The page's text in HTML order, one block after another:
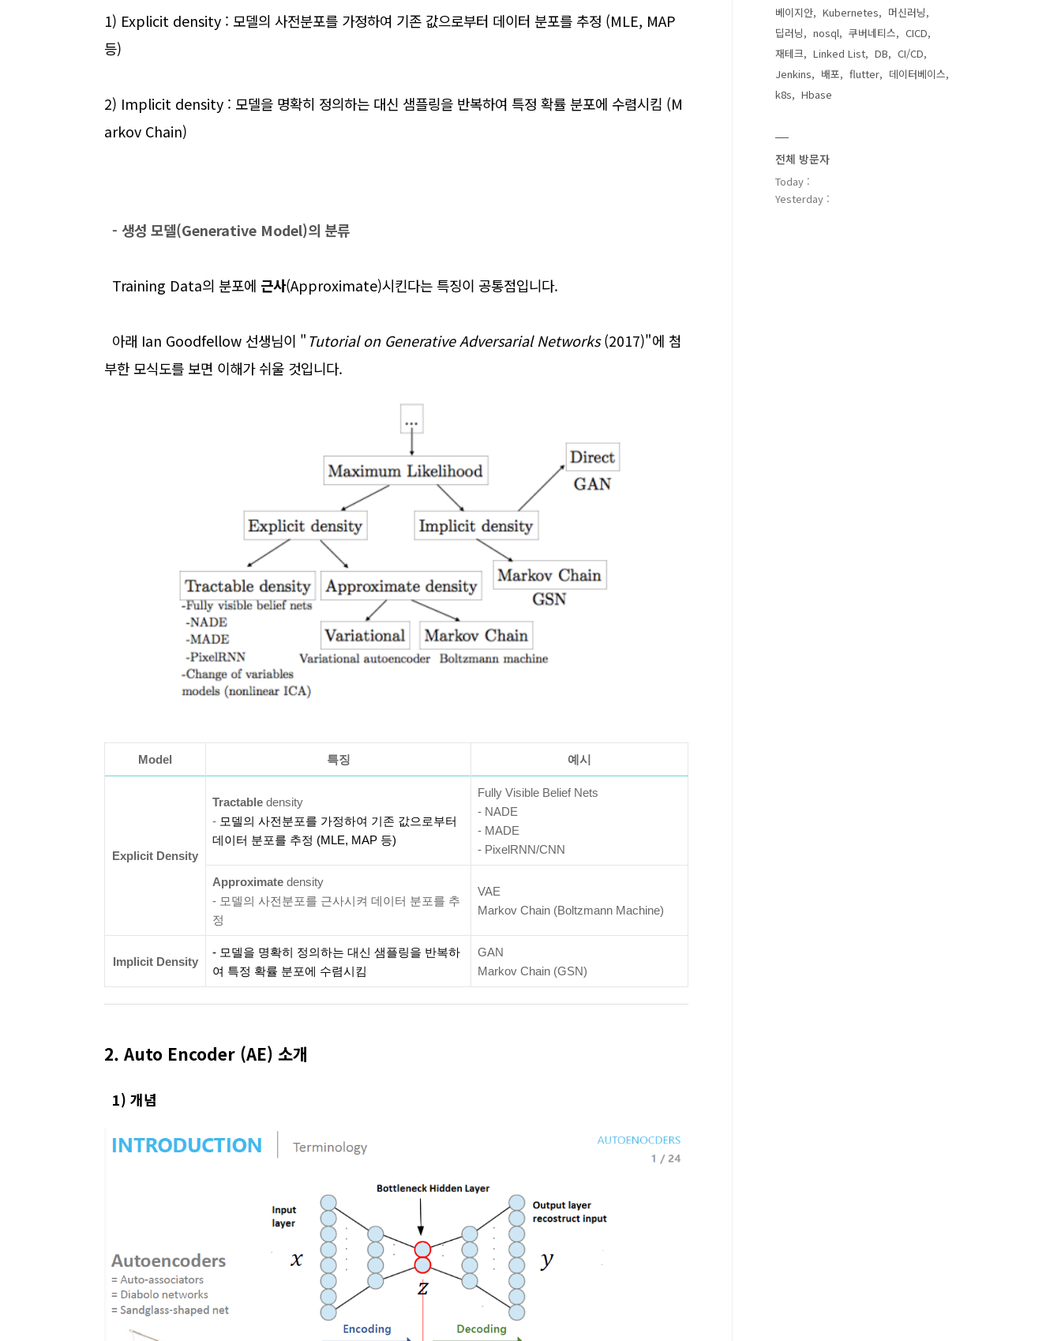
1) Explicit density : 모델의 사전분포를 가정하여 기존 값으로부터 데이터 분포를 추정 (MLE, MAP
등)
2) Implicit density : 모델을 명확히 정의하는 대신 샘플링을 반복하여 특정 확률 분포에 수렴시킴 (M
arkov Chain)
- 생성 모델(Generative Model)의 분류
Training Data의 분포에 근사(Approximate)시킨다는 특징이 공통점입니다.
아래 Ian Goodfellow 선생님이 "Tutorial on Generative Adversarial Networks(2017)"에 첨
부한 모식도를 보면 이해가 쉬울 것입니다.
Model 특징 예시
Explicit Density
Tractable density
- 모델의 사전분포를 가정하여 기존 값으로부터
데이터 분포를 추정 (MLE, MAP 등)
Fully Visible Belief Nets
- NADE
- MADE
- PixelRNN/CNN
Approximate density
- 모델의 사전분포를 근사시켜 데이터 분포를 추
정
VAE
Markov Chain (Boltzmann Machine)
Implicit Density
- 모델을 명확히 정의하는 대신 샘플링을 반복하
여 특정 확률 분포에 수렴시킴
GAN
Markov Chain (GSN)
2. Auto Encoder (AE) 소개
1) 개념
베이지안
Kubernetes
머신러닝
딥러닝
nosql 쿠버네티스
CICD
재테크
Linked List DB
CI/CD
Jenkins
배포 flutter
데이터베이스
k8s
Hbase
전체 방문자
Today :
Yesterday :